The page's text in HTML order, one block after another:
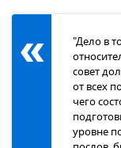
"Дело в
совет
от всех
чего
уровне